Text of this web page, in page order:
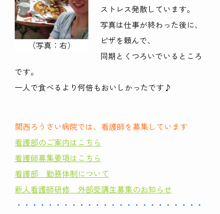
（写真：右）
ストレス発散しています。
写真は仕事が終わった後に、
ピザを頼んで、
同期とくつろいでいるところ
です。
一人で食べるより何倍もおいしかったです♪
関西ろうさい病院では、看護師を募集しています
看護部のご案内はこちら
看護師募集要項はこちら
看護部 勤務体制について
新人看護師研修 外部受講生募集のお知らせ
・・・・・・・・・・・・・・・・・・・・・・・・・